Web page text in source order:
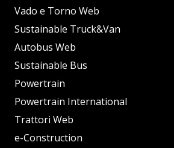
Vado e Torno Web
Sustainable Truck&Van
Autobus Web
Sustainable Bus
Powertrain
Powertrain International
Trattori Web
e-Construction